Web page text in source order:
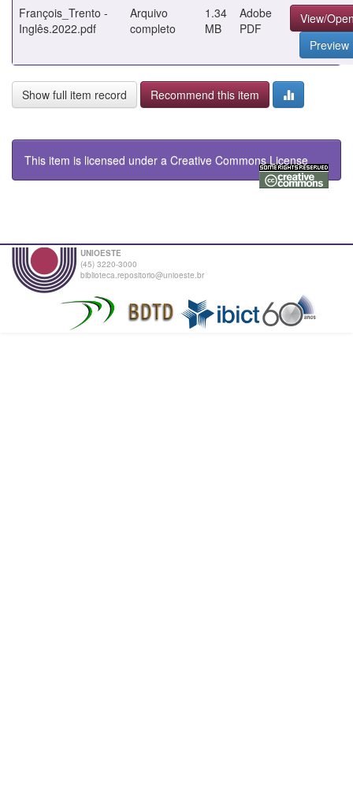
François_Trento -
Inglês.2022.pdf
Arquivo
completo
1.34
MB
Adobe
PDF
View/
Preview
Show full item record Recommend this item
This item is licensed under a Creative Commons License
UNIOESTE
(45) 3220-3000
biblioteca.repositorio@unioeste.br